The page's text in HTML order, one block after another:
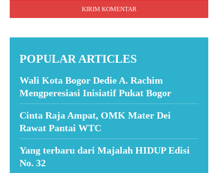
POPULAR ARTICLES
Wali Kota Bogor Dedie A. Rachim
Mengperesiasi Inisiatif Pukat Bogor
Cinta Raja Ampat, OMK Mater Dei
Rawat Pantai WTC
Yang terbaru dari Majalah HIDUP Edisi
No. 32